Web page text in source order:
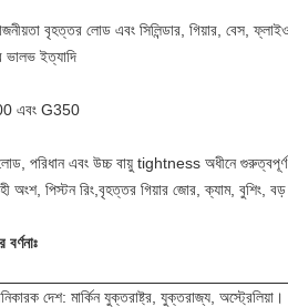
বৃহত্তর লোড এবং সিলিন্ডার, গিয়ার, বেস,
ভালভ ইত্যাদি
এবং G350
পরিধান এবং উচ্চ বায়ু tightness অধীনে গুরুত্বপূর্ণ
অংশ, পিস্টন রিং,বৃহত্তর গিয়ার জোর, ক্যাম, বুশিং, বড়
বর্ণনাঃ
দেশ: মার্কিন যুক্তরাষ্ট্র, যুক্তরাজ্য, অস্ট্রেলিয়া।